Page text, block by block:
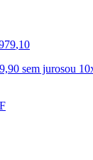
,10
sem jurosou 10